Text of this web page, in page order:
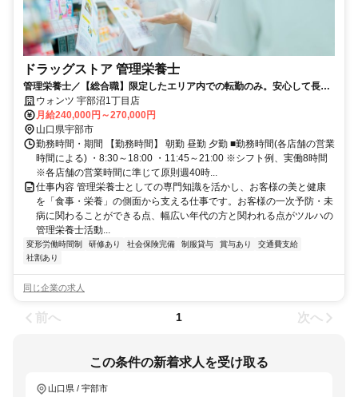
ドラッグストア 管理栄養士
管理栄養士／【総合職】限定したエリア内での転勤のみ。安心して長く
働ける環境があります。
ウォンツ 宇部沼1丁目店
月給240,000円～270,000円
山口県宇部市
勤務時間・期間 【勤務時間】 朝勤 昼勤 夕勤 ■勤務時間(各店舗の営業
時間による) ・8:30～18:00 ・11:45～21:00 ※シフト例、実働8時間
※各店舗の営業時間に準じて原則週40時...
仕事内容 管理栄養士としての専門知識を活かし、お客様の美と健康
を「食事・栄養」の側面から支える仕事です。お客様の一次予防・未
病に関わることができる点、幅広い年代の方と関われる点がツルハの
管理栄養士活動...
変形労働時間制 研修あり 社会保険完備 制服貸与 賞与あり
交通費支給
社割あり
同じ企業の求人
前へ 1 次へ
この条件の新着求人を受け取る
山口県 / 宇部市